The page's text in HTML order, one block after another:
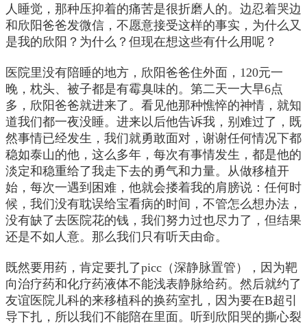
人睡觉，那种压抑着的痛苦是很折磨人的。边忍着哭边
和欣阳爸爸发微信，不愿意接受这样的事实，为什么又
是我的欣阳？为什么？但现在想这些有什么用呢？
医院里没有陪睡的地方，欣阳爸爸住外面，120元一
晚，枕头、被子都是有霉臭味的。第二天一大早6点
多，欣阳爸爸就进来了。看见他那种憔悴的神情，就知
道我们都一夜没睡。进来以后他告诉我，别难过了，既
然事情已经发生，我们就勇敢面对，谢谢任何情况下都
稳如泰山的他，这么多年，每次有事情发生，都是他的
淡定和稳重给了我走下去的勇气和力量。从做移植开
始，每次一遇到困难，他就会搂着我的肩膀说：任何时
候，我们没有耽误给宝看病的时间，不管怎么想办法，
没有缺了去医院花的钱，我们努力过也尽力了，但结果
还是不如人意。那么我们只有听天由命。
既然要用药，肯定要扎了picc（深静脉置管），因为靶
向治疗药和化疗药液体不能浅表静脉给药。然后就约了
友谊医院儿科的来移植科的换药室扎，因为要在B超引
导下扎，所以我们不能陪在里面。听到欣阳哭的撕心裂